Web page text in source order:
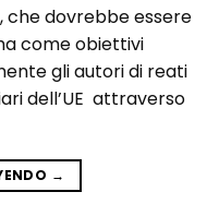
che dovrebbe essere
come obiettivi
gli autori di reati
dell’UE attraverso
→